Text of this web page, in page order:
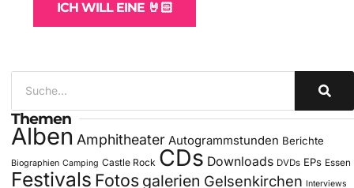
ICH WILL EINE 🤘🏻
Themen
Alben Amphitheater Autogrammstunden Berichte
Biographien Camping Castle Rock CDs Downloads DVDs EPs Essen
Festivals Fotos galerien Gelsenkirchen Interviews